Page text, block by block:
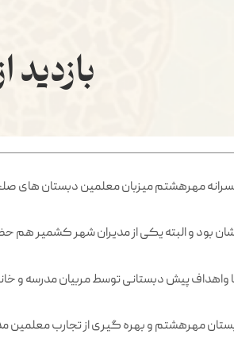
بازدید
مهرهشتم میزبان معلمین دبستان های
بود و البته یکی از مدیران شهر کشمیر هم
واهداف پیش دبستانی توسط مربیان مدرسه و
مهرهشتم و بهره گیری از تجارب معلمین